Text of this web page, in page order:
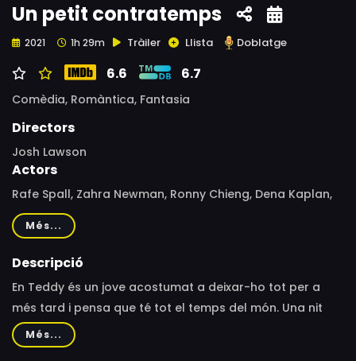
Un petit contratemps
2021 1h 29m Tràiler Llista Doblatge
6.6 6.7
Comèdia, Romàntica, Fantasia
Directors
Josh Lawson
Actors
Rafe Spall, Zahra Newman, Ronny Chieng, Dena Kaplan,
Noni Hazlehurst, Josh Lawson
Més...
Descripció
En Teddy és un jove acostumat a deixar-ho tot per a
més tard i pensa que té tot el temps del món. Una nit
especial de Cap d'Any coneix a Leanne, amb qui
comença una relació. Un dia qualsevol, visita amb ella la
Més...